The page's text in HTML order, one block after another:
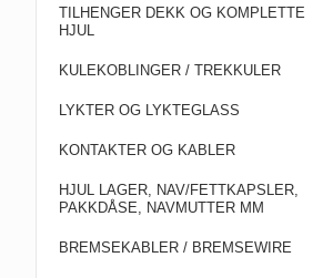
TILHENGER DEKK OG KOMPLETTE
HJUL
KULEKOBLINGER / TREKKULER
LYKTER OG LYKTEGLASS
KONTAKTER OG KABLER
HJUL LAGER, NAV/FETTKAPSLER,
PAKKDÅSE, NAVMUTTER MM
BREMSEKABLER / BREMSEWIRE